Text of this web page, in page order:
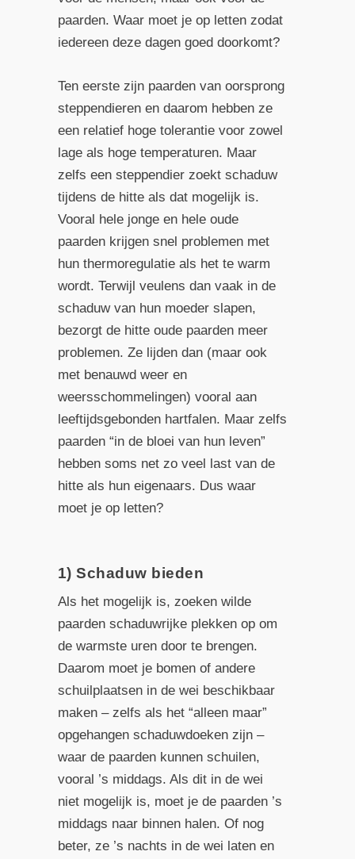
paarden. Waar moet je op letten zodat
iedereen deze dagen goed doorkomt?
Ten eerste zijn paarden van oorsprong
steppendieren en daarom hebben ze
een relatief hoge tolerantie voor zowel
lage als hoge temperaturen. Maar
zelfs een steppendier zoekt schaduw
tijdens de hitte als dat mogelijk is.
Vooral hele jonge en hele oude
paarden krijgen snel problemen met
hun thermoregulatie als het te warm
wordt. Terwijl veulens dan vaak in de
schaduw van hun moeder slapen,
bezorgt de hitte oude paarden meer
problemen. Ze lijden dan (maar ook
met benauwd weer en
weersschommelingen) vooral aan
leeftijdsgebonden hartfalen. Maar zelfs
paarden “in de bloei van hun leven”
hebben soms net zo veel last van de
hitte als hun eigenaars. Dus waar
moet je op letten?
1) Schaduw bieden
Als het mogelijk is, zoeken wilde
paarden schaduwrijke plekken op om
de warmste uren door te brengen.
Daarom moet je bomen of andere
schuilplaatsen in de wei beschikbaar
maken – zelfs als het “alleen maar”
opgehangen schaduwdoeken zijn –
waar de paarden kunnen schuilen,
vooral ’s middags. Als dit in de wei
niet mogelijk is, moet je de paarden ’s
middags naar binnen halen. Of nog
beter, ze ’s nachts in de wei laten en